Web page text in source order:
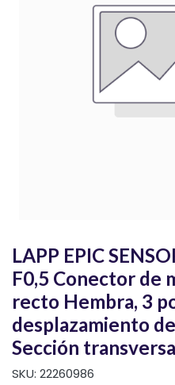
LAPP EPIC
F0,5 Conector de
recto Hembra, 3
desplazamiento
Sección
SKU: 22260986